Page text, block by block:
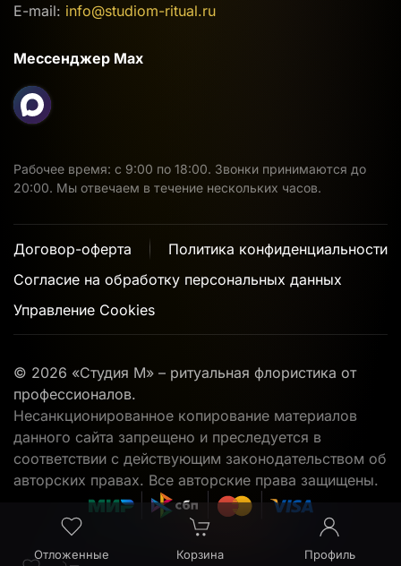
E-mail: info@studiom-ritual.ru
Мессенджер Max
Рабочее время: с 9:00 по 18:00. Звонки принимаются до
20:00. Мы отвечаем в течение нескольких часов.
Договор-оферта
Политика конфиденциальности
Согласие на обработку персональных данных
Управление Cookies
© 2026 «Студия М» – ритуальная флористика от
профессионалов.
Несанкционированное копирование материалов
данного сайта запрещено и преследуется в
соответствии с действующим законодательством об
авторских правах. Все авторские права защищены.
Отложенные Корзина Профиль